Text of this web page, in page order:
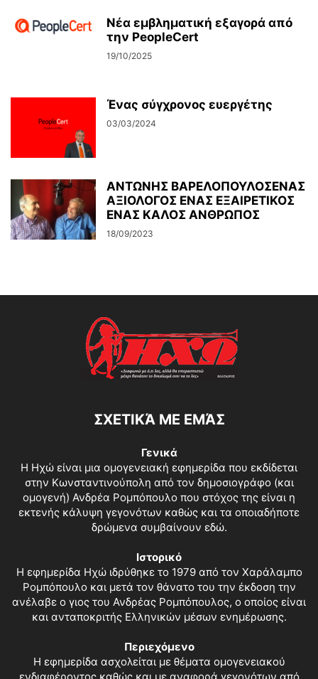
Νέα εμβληματική εξαγορά από
την PeopleCert
19/10/2025
Ένας σύγχρονος ευεργέτης
03/03/2024
ΑΝΤΩΝΗΣ ΒΑΡΕΛΟΠΟΥΛΟΣΕΝΑΣ
ΑΞΙΟΛΟΓΟΣ ΕΝΑΣ ΕΞΑΙΡΕΤΙΚΟΣ
ΕΝΑΣ ΚΑΛΟΣ ΑΝΘΡΩΠΟΣ
18/09/2023
ΣΧΕΤΙΚΆ ΜΕ ΕΜΆΣ
Γενικά
Η Ηχώ είναι μια ομογενειακή εφημερίδα που εκδίδεται
στην Κωνσταντινούπολη από τον δημοσιογράφο (και
ομογενή) Ανδρέα Ρομπόπουλο που στόχος της είναι η
εκτενής κάλυψη γεγονότων καθώς και τα οποιαδήποτε
δρώμενα συμβαίνουν εδώ.
Ιστορικό
Η εφημερίδα Ηχώ ιδρύθηκε το 1979 από τον Χαράλαμπο
Ρομπόπουλο και μετά τον θάνατο του την έκδοση την
ανέλαβε ο γιος του Ανδρέας Ρομπόπουλος, ο οποίος είναι
και ανταποκριτής Ελληνικών μέσων ενημέρωσης.
Περιεχόμενο
Η εφημερίδα ασχολείται με θέματα ομογενειακού